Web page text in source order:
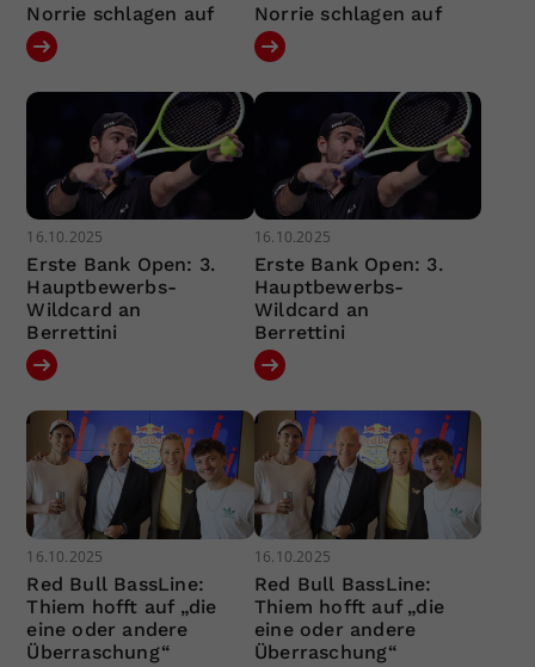
Norrie schlagen auf
Norrie schlagen auf
16.10.2025
Erste Bank Open: 3.
Hauptbewerbs-
Wildcard an
Berrettini
16.10.2025
Erste Bank Open: 3.
Hauptbewerbs-
Wildcard an
Berrettini
16.10.2025
Red Bull BassLine:
Thiem hofft auf „die
eine oder andere
Überraschung“
16.10.2025
Red Bull BassLine:
Thiem hofft auf „die
eine oder andere
Überraschung“